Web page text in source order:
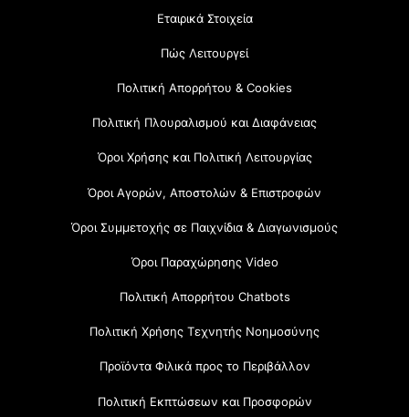
Εταιρικά Στοιχεία
Πώς Λειτουργεί
Πολιτική Απορρήτου & Cookies
Πολιτική Πλουραλισμού και Διαφάνειας
Όροι Χρήσης και Πολιτική Λειτουργίας
Όροι Αγορών, Αποστολών & Επιστροφών
Όροι Συμμετοχής σε Παιχνίδια & Διαγωνισμούς
Όροι Παραχώρησης Video
Πολιτική Απορρήτου Chatbots
Πολιτική Χρήσης Τεχνητής Νοημοσύνης
Προϊόντα Φιλικά προς το Περιβάλλον
Πολιτική Εκπτώσεων και Προσφορών